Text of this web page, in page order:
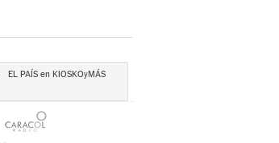
EL PAÍS en KIOSKOyMÁS